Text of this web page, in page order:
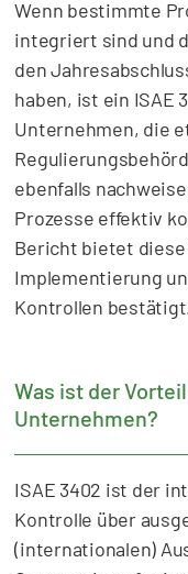
Wenn bestimmte
integriert sind und
den
haben, ist ein ISAE
Unternehmen, die
ebenfalls
Prozesse effektiv
Bericht bietet
Implementierung
Kontrollen
Was ist der
Unternehmen?
ISAE 3402 ist der
Kontrolle über
(internationalen)